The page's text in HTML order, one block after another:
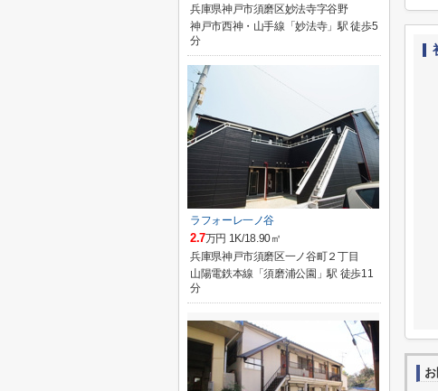
兵庫県神戸市須磨区妙法寺字谷野
神戸市西神・山手線「妙法寺」駅 徒歩5
分
ラフォーレ一ノ谷
2.7万円 1K/18.90㎡
兵庫県神戸市須磨区一ノ谷町２丁目
山陽電鉄本線「須磨浦公園」駅 徒歩11
分